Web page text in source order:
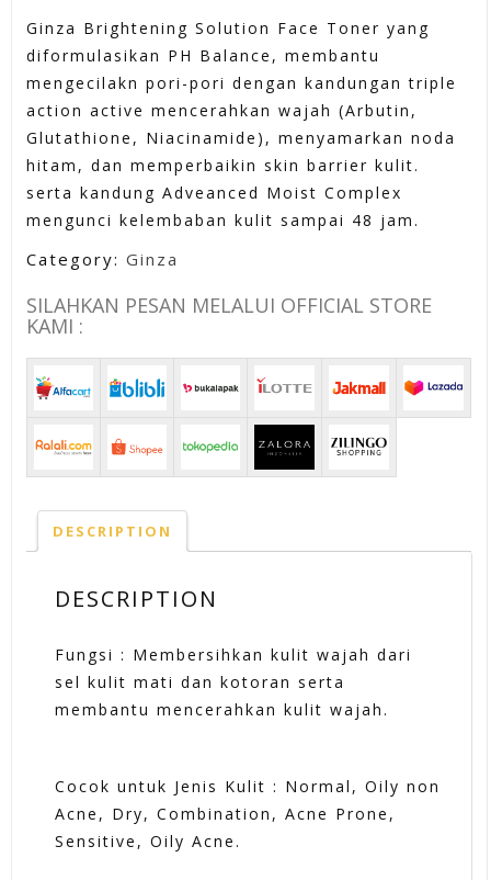
Ginza Brightening Solution Face Toner yang
diformulasikan PH Balance, membantu
mengecilakn pori-pori dengan kandungan triple
action active mencerahkan wajah (Arbutin,
Glutathione, Niacinamide), menyamarkan noda
hitam, dan memperbaikin skin barrier kulit.
serta kandung Adveanced Moist Complex
mengunci kelembaban kulit sampai 48 jam.
Category: Ginza
SILAHKAN PESAN MELALUI OFFICIAL STORE
KAMI :
DESCRIPTION
DESCRIPTION
Fungsi : Membersihkan kulit wajah dari
sel kulit mati dan kotoran serta
membantu mencerahkan kulit wajah.
Cocok untuk Jenis Kulit : Normal, Oily non
Acne, Dry, Combination, Acne Prone,
Sensitive, Oily Acne.